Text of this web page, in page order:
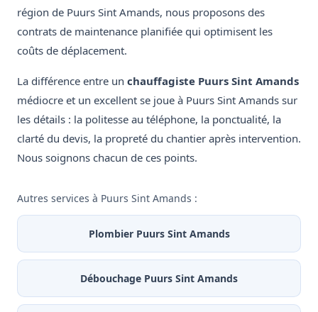
région de Puurs Sint Amands, nous proposons des
contrats de maintenance planifiée qui optimisent les
coûts de déplacement.
La différence entre un chauffagiste Puurs Sint Amands
médiocre et un excellent se joue à Puurs Sint Amands sur
les détails : la politesse au téléphone, la ponctualité, la
clarté du devis, la propreté du chantier après intervention.
Nous soignons chacun de ces points.
Autres services à Puurs Sint Amands :
Plombier Puurs Sint Amands
Débouchage Puurs Sint Amands